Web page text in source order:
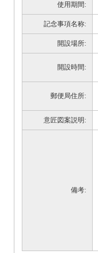
使用期間:
記念事項名称:
開設場所:
開設時間:
郵便局住所:
意匠図案説明:
備考: